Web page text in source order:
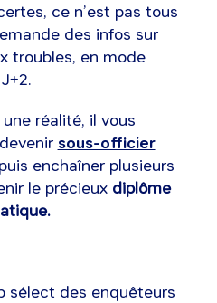
ce n’est pas tous
des infos sur
troubles, en mode
réalité, il vous
sous-officier
enchaîner plusieurs
le précieux diplôme
sélect des enquêteurs